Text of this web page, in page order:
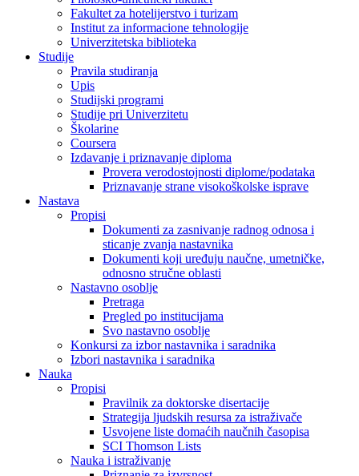
Fakultet za hotelijerstvo i turizam
Institut za informacione tehnologije
Univerzitetska biblioteka
Studije
Pravila studiranja
Upis
Studijski programi
Studije pri Univerzitetu
Školarine
Coursera
Izdavanje i priznavanje diploma
Provera verodostojnosti diplome/podataka
Priznavanje strane visokoškolske isprave
Nastava
Propisi
Dokumenti za zasnivanje radnog odnosa i
sticanje zvanja nastavnika
Dokumenti koji uređuju naučne, umetničke,
odnosno stručne oblasti
Nastavno osoblje
Pretraga
Pregled po institucijama
Svo nastavno osoblje
Konkursi za izbor nastavnika i saradnika
Izbori nastavnika i saradnika
Nauka
Propisi
Pravilnik za doktorske disertacije
Strategija ljudskih resursa za istraživače
Usvojene liste domaćih naučnih časopisa
SCI Thomson Lists
Nauka i istraživanje